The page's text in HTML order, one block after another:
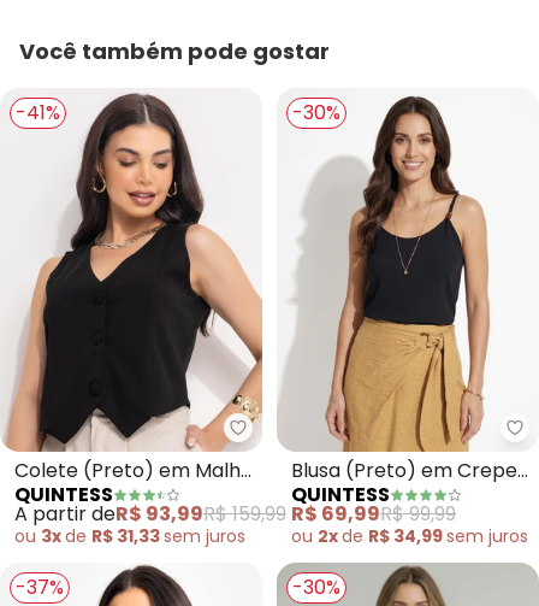
Você também pode gostar
-41%
Quintess - Colete (Preto) em
Colete (Preto) em Malha
Crepe
QUINTESS
A partir deR$ 93,99R$ 159,99
ou 3xde R$ 31,33sem juros
-30%
Blusa (Preto) em Crepe
Plano
QUINTESS
R$ 69,99R$ 99,99
ou 2xde R$ 34,99sem juros
-37% -30%